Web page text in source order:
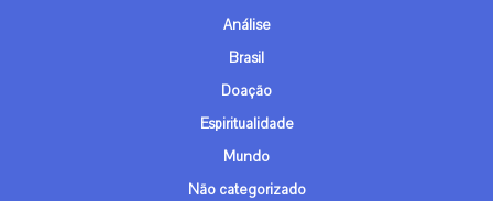
Análise
Brasil
Doação
Espiritualidade
Mundo
Não categorizado